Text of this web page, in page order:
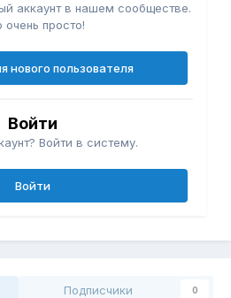
аккаунт в нашем сообществе.
очень просто!
нового пользователя
Войти
Войти в систему.
Войти
Подписчики 0